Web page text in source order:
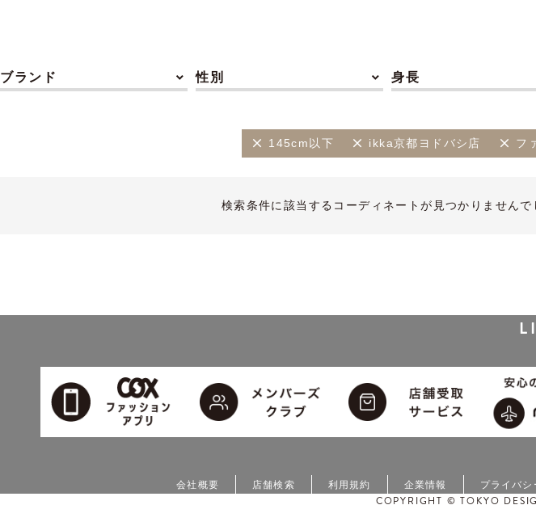
ブランド 性別 身長
145cm以下 ikka京都ヨドバシ店 フ
検索条件に該当するコーディネートが見つかりません
会社概要 店舗検索 利用規約 企業情報 プライバシ
COPYRIGHT © TOKYO